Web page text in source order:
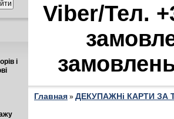
і
Viber/Тел.
Главная » ДЕКУПАЖНі КАРТИ ЗА